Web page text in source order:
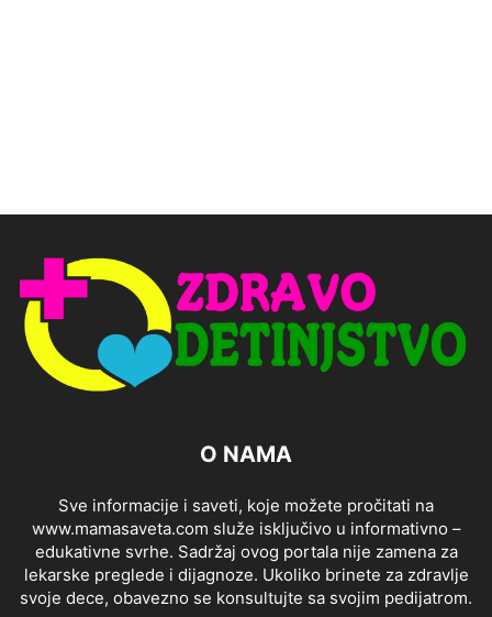
O NAMA
Sve informacije i saveti, koje možete pročitati na
www.mamasaveta.com služe isključivo u informativno –
edukativne svrhe. Sadržaj ovog portala nije zamena za
lekarske preglede i dijagnoze. Ukoliko brinete za zdravlje
svoje dece, obavezno se konsultujte sa svojim pedijatrom.